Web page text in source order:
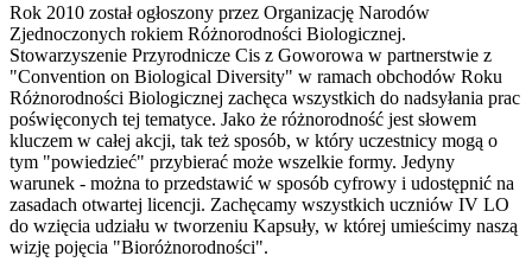
Rok 2010 został ogłoszony przez Organizację Narodów
Zjednoczonych rokiem Różnorodności Biologicznej.
Stowarzyszenie Przyrodnicze Cis z Goworowa w partnerstwie z
"Convention on Biological Diversity" w ramach obchodów Roku
Różnorodności Biologicznej zachęca wszystkich do nadsyłania prac
poświęconych tej tematyce. Jako że różnorodność jest słowem
kluczem w całej akcji, tak też sposób, w który uczestnicy mogą o
tym "powiedzieć" przybierać może wszelkie formy. Jedyny
warunek - można to przedstawić w sposób cyfrowy i udostępnić na
zasadach otwartej licencji. Zachęcamy wszystkich uczniów IV LO
do wzięcia udziału w tworzeniu Kapsuły, w której umieścimy naszą
wizję pojęcia "Bioróżnorodności".